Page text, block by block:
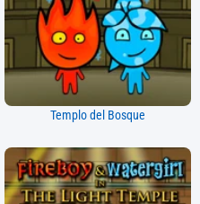
Templo del Bosque